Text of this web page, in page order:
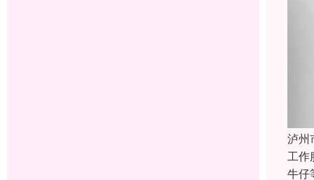
泸州
工作
牛仔